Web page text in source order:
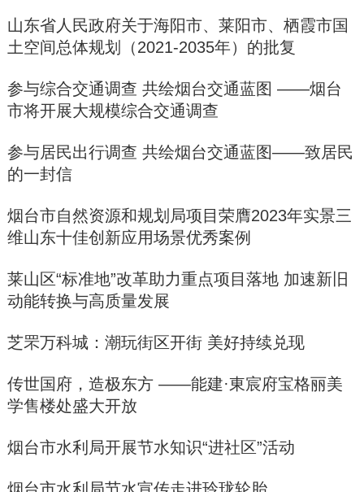
山东省人民政府关于海阳市、莱阳市、栖霞市国
土空间总体规划（2021-2035年）的批复
参与综合交通调查 共绘烟台交通蓝图 ——烟台
市将开展大规模综合交通调查
参与居民出行调查 共绘烟台交通蓝图——致居民
的一封信
烟台市自然资源和规划局项目荣膺2023年实景三
维山东十佳创新应用场景优秀案例
莱山区“标准地”改革助力重点项目落地 加速新旧
动能转换与高质量发展
芝罘万科城：潮玩街区开街 美好持续兑现
传世国府，造极东方 ——能建·東宸府宝格丽美
学售楼处盛大开放
烟台市水利局开展节水知识“进社区”活动